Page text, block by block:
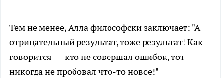
Тем не менее, Алла философски заключает: "А
отрицательный результат, тоже результат! Как
говорится — кто не совершал ошибок, тот
никогда не пробовал что-то новое!"